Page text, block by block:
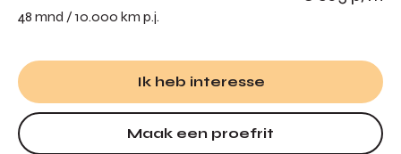
48 mnd / 10.000 km p.j.
Ik heb interesse
Maak een proefrit